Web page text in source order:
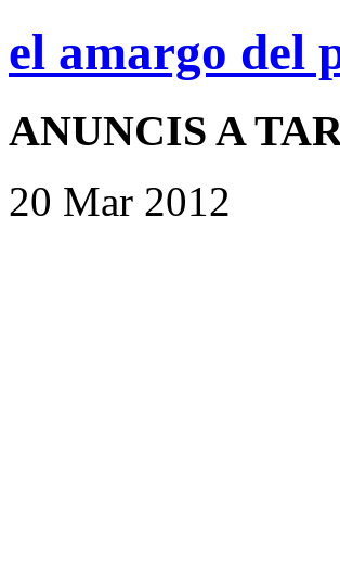
el amargo del
ANUNCIS A
20 Mar 2012